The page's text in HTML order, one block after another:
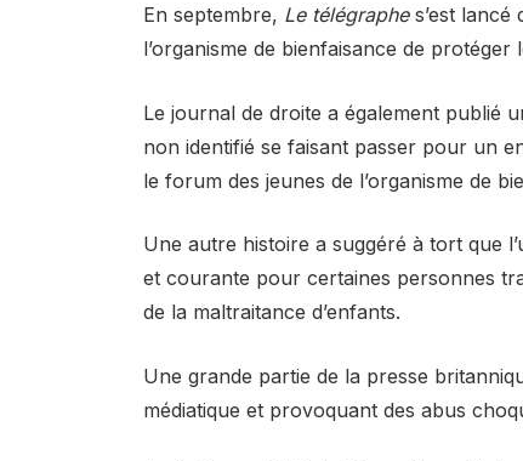
En septembre, Le télégraphes’est lancé
l’organisme de bienfaisance de protéger
Le journal de droite a également publié
non identifié se faisant passer pour un
le forum des jeunes de l’organisme de
Une autre histoire a suggéré à tort que
et courante pour certaines personnes
de la maltraitance d’enfants.
Une grande partie de la presse
médiatique et provoquant des abus